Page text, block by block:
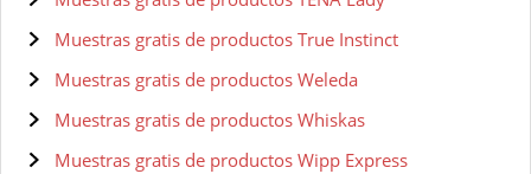
Muestras gratis de productos True Instinct
Muestras gratis de productos Weleda
Muestras gratis de productos Whiskas
Muestras gratis de productos Wipp Express